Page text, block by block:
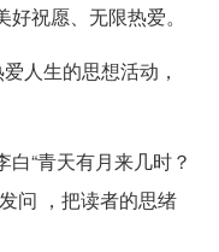
祝愿、无限热爱。
人生的思想活动，
白“青天有月来几时？
问 ，把读者的思绪